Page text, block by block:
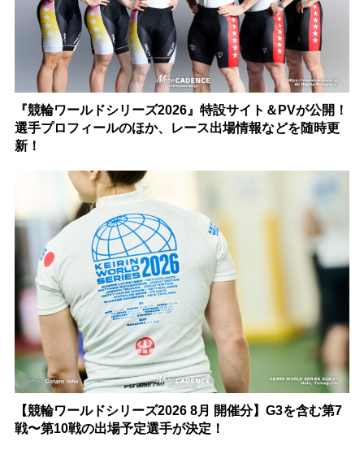
『競輪ワールドシリーズ2026』特設サイト＆PVが公開！
選手プロフィールのほか、レース出場情報などを随時更
新！
【競輪ワールドシリーズ2026 8月 開催分】G3を含む第7
戦〜第10戦の出場予定選手が決定！